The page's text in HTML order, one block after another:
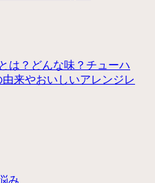
は？どんな味？チューハ
来やおいしいアレンジレ
み